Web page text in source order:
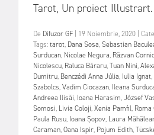
Tarot, Un proiect Illustrart.
De Difuzor GF 19 Noiembrie, 2020
Tags:tarot, Dana Sosa,Sebastian
Surducan, Nicolae Negura, Răzvan
Nicolescu, Raluca Băraru,Tuan Nini,
Dumitru, Benczédi Anna Júlia, Iulia Ignat,
Szabolcs,Vadim Ciocazan, Ileana
Andreea Ilisăi, Ioana Harasim,József
Somosi, Livia Coloji,Xenia Pamfil, Roma
Paula Rusu, Ioana Şopov, Laura
Caraman,Oana Ispir, Pojum Edith,